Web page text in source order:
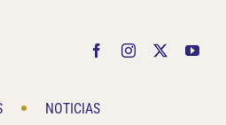
FacebookInstagram
NOTICIAS